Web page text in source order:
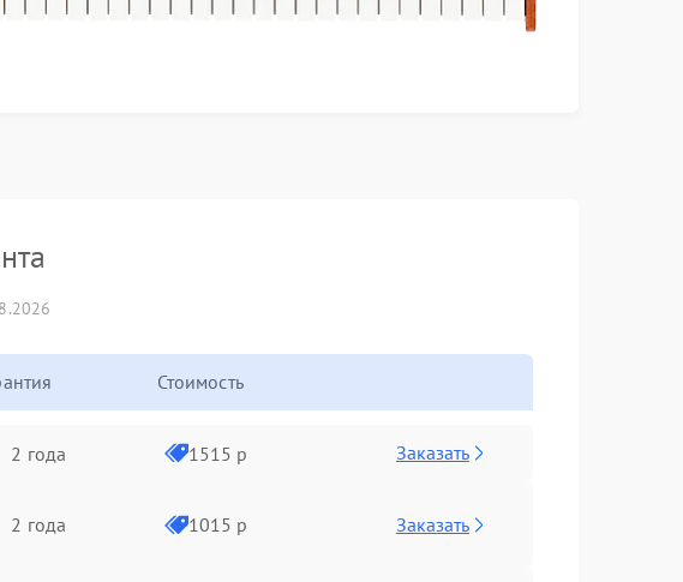
Стоимость
2 года 1515 р Заказать
2 года 1015 р Заказать